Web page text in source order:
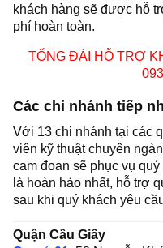
khách hàng sẽ được hỗ
phí hoàn toàn.
TỔNG ĐÀI HỖ TRỢ
Các chi nhánh tiếp
Với 13 chi nhánh tại các
viên kỹ thuật chuyên
cam đoan sẽ phục vụ
là hoàn hảo nhất, hỗ trợ
sau khi quý khách yêu
Quận Cầu Giấy